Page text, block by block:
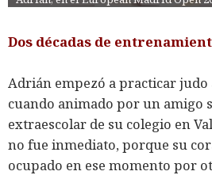
Dos décadas de
Adrián empezó a practicar judo
cuando animado por un amigo
extraescolar de su colegio en
no fue inmediato, porque su
ocupado en ese momento por